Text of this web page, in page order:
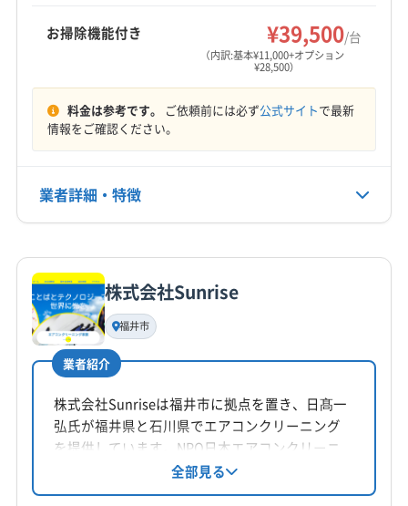
(京都府) 京丹後市
(京都府) 京都市下京区
(京都府) 京都市山科区
(京都府) 京都市上京区
(京都府) 京都市中京区
(京都府) 船井郡京丹波町
(京都府) 南丹市
(京都府) 八幡市
(京都府) 舞鶴市
(京都府) 福知山市
(京都府) 与謝郡伊根町
(京都府) 与謝郡与謝野町
(兵庫県) 加古郡稲美町
(兵庫県) 加古郡播磨町
(兵庫県) 加古川市
(兵庫県) 加東市
(兵庫県) 三田市
(兵庫県) 小野市
(兵庫県) 神崎郡市川町
(兵庫県) 神崎郡神河町
(兵庫県) 神崎郡福崎町
(兵庫県) 西宮市
(兵庫県) 西脇市
(兵庫県) 朝来市
定休日
不定休
0772-72-2222
お掃除機能付き ¥39,500/台
（内訳:基本¥11,000+オプション
¥28,500）
料金は参考です。 ご依頼前には必ず公式サイトで最新
情報をご確認ください。
業者詳細・特徴
基本情報
代表者名
非公開
所在地
福井県渕2丁目1103
対応地域
あわら市 越前市
勝山市
小浜市 大野市 敦賀市 福井市
株式会社Sunrise
福井市
業者紹介
株式会社Sunriseは福井市に拠点を置き、日髙一
弘氏が福井県と石川県でエアコンクリーニング
を提供しています。NPO日本エアコンクリーニ
ング協会認定のエアコンクリーニング士が在
籍。丁寧な作業と分かりやすい説明を心がけ、
全部見る